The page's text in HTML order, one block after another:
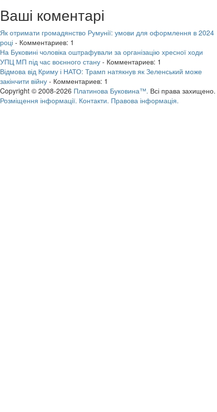
Ваші коментарі
Як отримати громадянство Румунії: умови для оформлення в 2024
році - Комментариев: 1
На Буковині чоловіка оштрафували за організацію хресної ходи
УПЦ МП під час воєнного стану - Комментариев: 1
Відмова від Криму і НАТО: Трамп натякнув як Зеленський може
закінчити війну - Комментариев: 1
Copyright © 2008-2026 Платинова Буковина™. Всі права захищено.
Розміщення інформації. Контакти. Правова інформація.